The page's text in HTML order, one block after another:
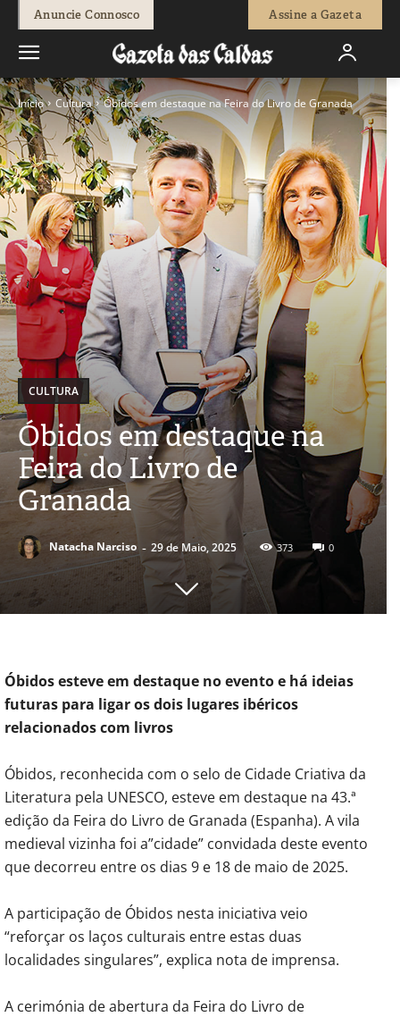
Anuncie Connosco Assine a Gazeta
Início Cultura Óbidos em destaque na Feira do Livro de Granada
CULTURA
Óbidos em destaque na
Feira do Livro de
Granada
Natacha Narciso - 29 de Maio, 2025 373 0
Óbidos esteve em destaque no evento e há ideias
futuras para ligar os dois lugares ibéricos
relacionados com livros
Óbidos, reconhecida com o selo de Cidade Criativa da
Literatura pela UNESCO, esteve em destaque na 43.ª
edição da Feira do Livro de Granada (Espanha). A vila
medieval vizinha foi a”cidade” convidada deste evento
que decorreu entre os dias 9 e 18 de maio de 2025.
A participação de Óbidos nesta iniciativa veio
“reforçar os laços culturais entre estas duas
localidades singulares”, explica nota de imprensa.
A cerimónia de abertura da Feira do Livro de